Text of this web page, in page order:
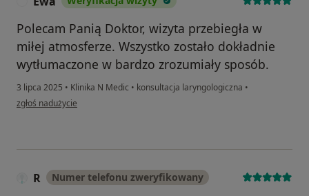
Polecam Panią Doktor, wizyta przebiegła w
miłej atmosferze. Wszystko zostało dokładnie
wytłumaczone w bardzo zrozumiały sposób.
3 lipca 2025 • Klinika N Medic • konsultacja laryngologiczna •
w opinii użytkownika Ewa
zgłoś nadużycie
R Numer telefonu zweryfikowany